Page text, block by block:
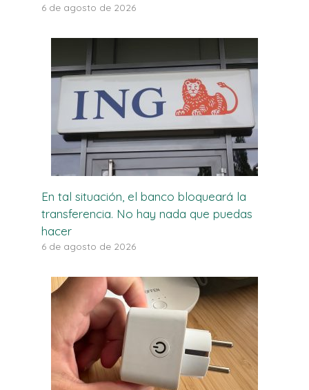
6 de agosto de 2026
En tal situación, el banco bloqueará la
transferencia. No hay nada que puedas
hacer
6 de agosto de 2026